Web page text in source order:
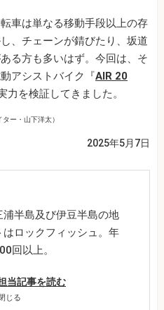
車は単なる移動手段以上の存
、チェーンが錆びたり、坂道
る方も多いはず。今回は、そ
アシストバイク『AIR 20
力を検証してきました。
ー・山下洋太）
2025年5月7日
浦半島及び伊豆半島の地
ロックフィッシュ。年
回以上。
当記事を読む
じる